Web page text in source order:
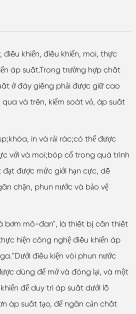
khiển, điều khiển, moi, thực
áp suất.Trong trường hợp chất
ở đáy giếng phải được giữ cao
và trên, kiểm soát vỏ, áp suất
in và rải rác;có thể được
với và moi;bóp cổ trong quá trình
được mức giới hạn cực, dễ
chặn, phun nước và bảo vệ
bơm mô-đan", là thiết bị cần thiết
hiện công nghệ điều khiển áp
điều kiện vòi phun nước
dùng để mở và đóng lại, và một
để duy trì áp suất dưới lỗ
áp suất tạo, để ngăn cản chất